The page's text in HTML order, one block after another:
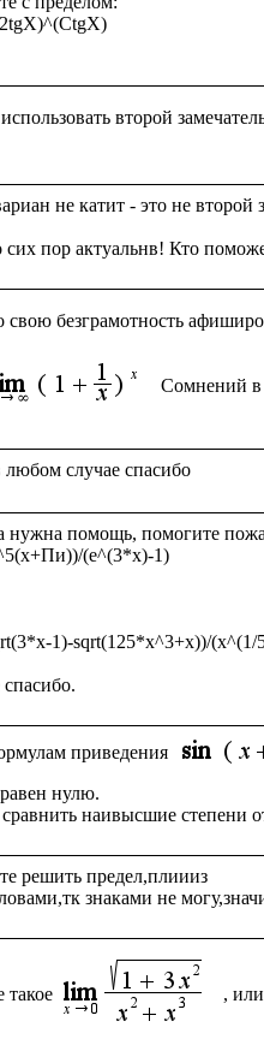
второй
не катит - это не второй
свою безграмотность
нужна помощь, помогите
(е^(3*x)-1)
1)-sqrt(125*x^3+x))/(x^(1/
приведения
нулю.
решить предел,плиииз
такое